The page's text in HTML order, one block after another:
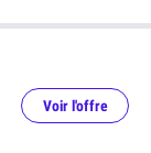
Voir l'offre